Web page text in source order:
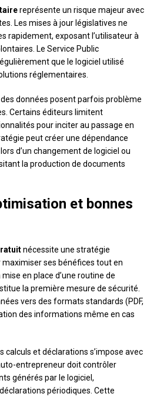
représente un risque majeur avec
Les mises à jour législatives ne
rapidement, exposant l’utilisateur à
Le Service Public
que le logiciel utilisé
réglementaires.
des données posent parfois problème
Certains éditeurs limitent
pour inciter au passage en
peut créer une dépendance
d’un changement de logiciel ou
la production de documents
et bonnes
nécessite une stratégie
maximiser ses bénéfices tout en
en place d’une routine de
la première mesure de sécurité.
vers des formats standards (PDF,
des informations même en cas
calculs et déclarations s’impose avec
entrepreneur doit contrôler
générés par le logiciel,
périodiques. Cette